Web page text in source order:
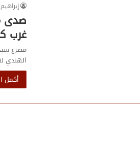
صدى
غرب
مصرع
الهندي
أكمل